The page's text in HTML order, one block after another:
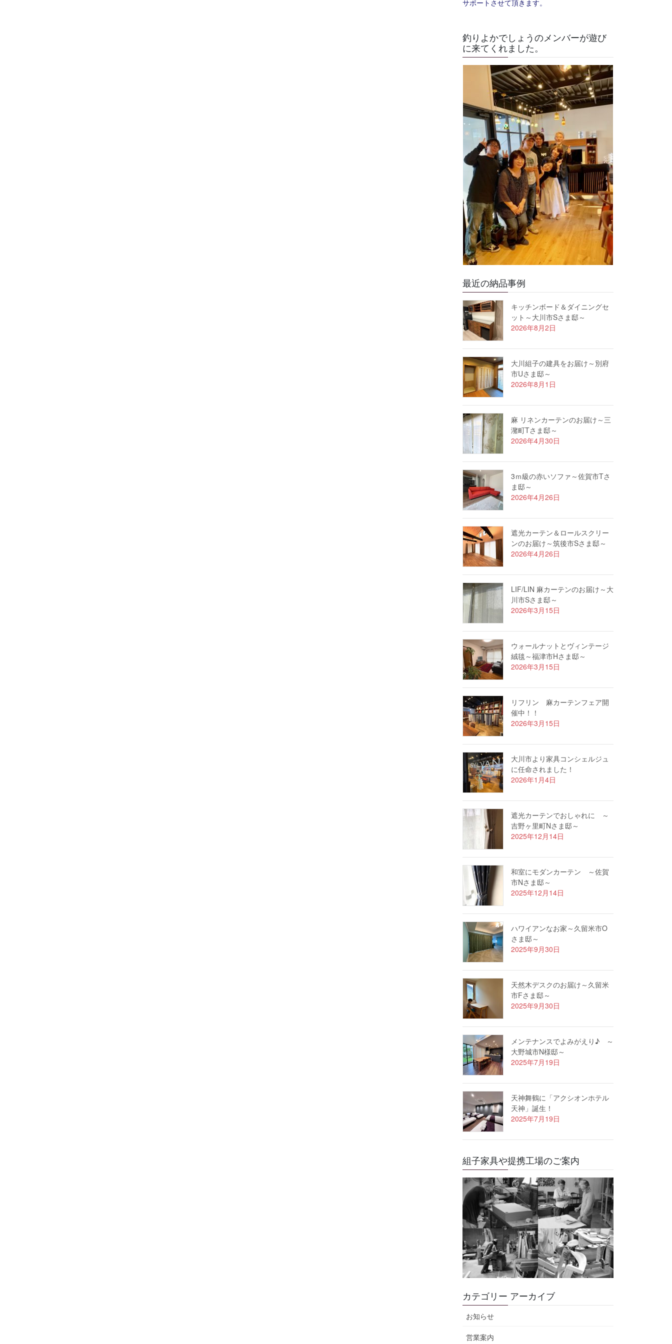
釣りよかでしょうのメンバーが遊び
に来てくれました。
最近の納品事例
キッチンボード＆ダイニングセ
ット～大川市Sさま邸～
2026年8月2日
大川組子の建具をお届け～別府
市Uさま邸～
2026年8月1日
麻 リネンカーテンのお届け～三
潴町Tさま邸～
2026年4月30日
3ｍ級の赤いソファ～佐賀市Tさ
ま邸～
2026年4月26日
遮光カーテン＆ロールスクリー
ンのお届け～筑後市Sさま邸～
2026年4月26日
LIF/LIN 麻カーテンのお届け～大
川市Sさま邸～
2026年3月15日
ウォールナットとヴィンテージ
絨毯～福津市Hさま邸～
2026年3月15日
リフリン 麻カーテンフェア開
催中！！
2026年3月15日
大川市より家具コンシェルジュ
に任命されました！
2026年1月4日
遮光カーテンでおしゃれに ～
吉野ヶ里町Nさま邸～
2025年12月14日
和室にモダンカーテン ～佐賀
市Nさま邸～
2025年12月14日
ハワイアンなお家～久留米市O
さま邸～
2025年9月30日
天然木デスクのお届け～久留米
市Fさま邸～
2025年9月30日
メンテナンスでよみがえり♪ ～
大野城市N様邸～
2025年7月19日
天神舞鶴に「アクシオンホテル
天神」誕生！
2025年7月19日
組子家具や提携工場のご案内
カテゴリー アーカイブ
お知らせ
営業案内